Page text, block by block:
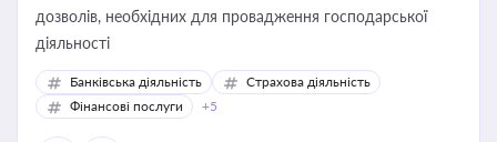
дозволів, необхідних для провадження господарської
діяльності
Банківська діяльність
Страхова діяльність
Фінансові послуги
+5